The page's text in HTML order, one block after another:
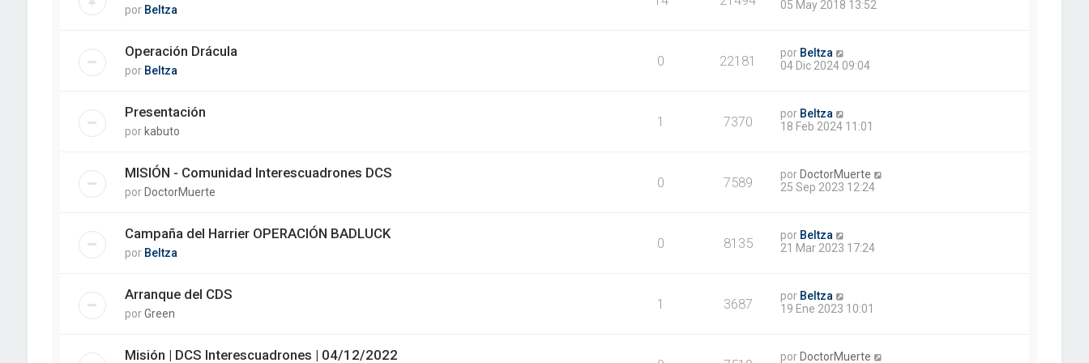
por Beltza
05 May 2018 13:52
Operación Drácula
por Beltza
0 22181 por Beltza
04 Dic 2024 09:04
Presentación
por kabuto
1 7370 por Beltza
18 Feb 2024 11:01
MISIÓN - Comunidad Interescuadrones DCS
por DoctorMuerte
0 7589 por DoctorMuerte
25 Sep 2023 12:24
Campaña del Harrier OPERACIÓN BADLUCK
por Beltza
0 8135 por Beltza
21 Mar 2023 17:24
Arranque del CDS
porGreen
1 3687 por Beltza
19 Ene 2023 10:01
Misión | DCS Interescuadrones | 04/12/2022 por DoctorMuerte